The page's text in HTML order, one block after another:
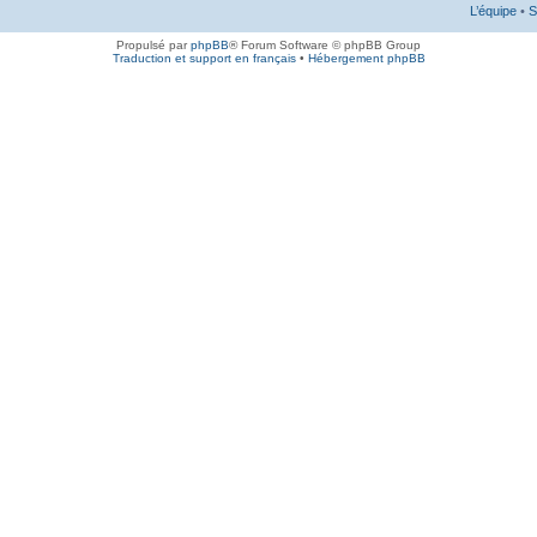
L’équipe •
Propulsé parphpBB® Forum Software © phpBB Group
Traduction et support en français• Hébergement phpBB